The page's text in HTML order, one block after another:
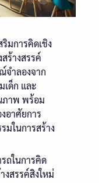
ริมการคิดเชิง
ร้างสรรค์
จำลองจาก
เด็ก และ
ภาพ พร้อม
อาศัยการ
มในการสร้าง
ถในการคิด
สรรค์สิงใหม่